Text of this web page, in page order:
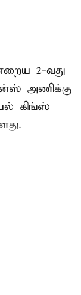
2-வது
அணிக்கு
கிங்ஸ்